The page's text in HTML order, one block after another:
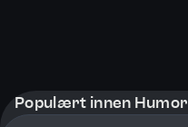
Populært innen Humor